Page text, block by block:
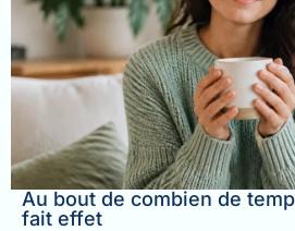
Au bout de combien de
fait effet